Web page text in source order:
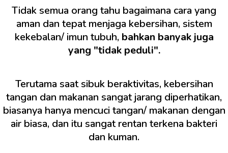
Tidak semua orang tahu bagaimana cara yang
aman dan tepat menjaga kebersihan, sistem
kekebalan/ imun tubuh, bahkan banyak juga
yang "tidak peduli".
Terutama saat sibuk beraktivitas, kebersihan
tangan dan makanan sangat jarang diperhatikan,
biasanya hanya mencuci tangan/ makanan dengan
air biasa, dan itu sangat rentan terkena bakteri
dan kuman.